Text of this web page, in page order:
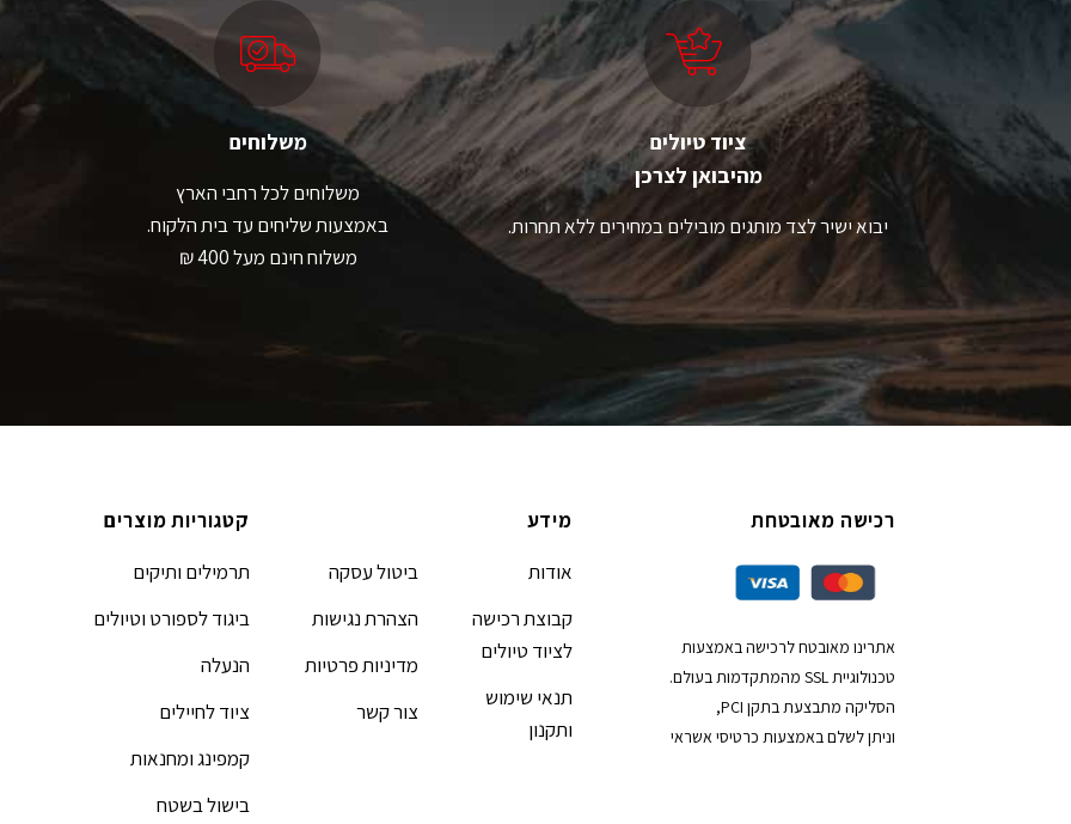
ציוד טיולים
מהיבואן לצרכן
יבוא ישיר לצד מותגים מובילים במחירים ללא תחרות.
משלוחים
משלוחים לכל רחבי הארץ
באמצעות שליחים עד בית הלקוח.
משלוח חינם מעל 400 ₪
רכישה מאובטחת
אתרינו מאובטח לרכישה באמצעות
טכנולוגיית SSL מהמתקדמות בעולם.
הסליקה מתבצעת בתקן PCI,
וניתן לשלם באמצעות כרטיסי אשראי
מידע
אודות
קבוצת רכישה
לציוד טיולים
תנאי שימוש
ותקנון
ביטול עסקה
הצהרת נגישות
מדיניות פרטיות
צור קשר
קטגוריות מוצרים
תרמילים ותיקים
ביגוד לספורט וטיולים
הנעלה
ציוד לחיילים
קמפינג ומחנאות
בישול בשטח